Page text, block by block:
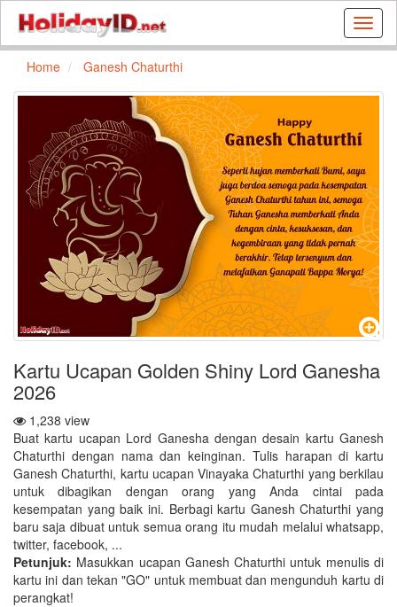
Buat
kartu
dan
Home Ganesh Chaturthi
Kartu Ucapan Golden Shiny Lord Ganesha
2026
1,238 view
Buat kartu ucapan Lord Ganesha dengan desain kartu Ganesh
Chaturthi dengan nama dan keinginan. Tulis harapan di kartu
Ganesh Chaturthi, kartu ucapan Vinayaka Chaturthi yang berkilau
untuk dibagikan dengan orang yang Anda cintai pada
kesempatan yang baik ini. Berbagi kartu Ganesh Chaturthi yang
baru saja dibuat untuk semua orang itu mudah melalui whatsapp,
twitter, facebook, ...
Petunjuk: Masukkan ucapan Ganesh Chaturthi untuk menulis di
kartu ini dan tekan "GO" untuk membuat dan mengunduh kartu di
perangkat!